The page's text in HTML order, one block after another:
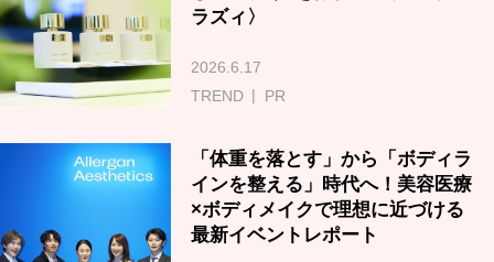
ラズィ〉
2026.6.17
TREND
PR
「体重を落とす」から「ボディラ
インを整える」時代へ！美容医療
×ボディメイクで理想に近づける
最新イベントレポート